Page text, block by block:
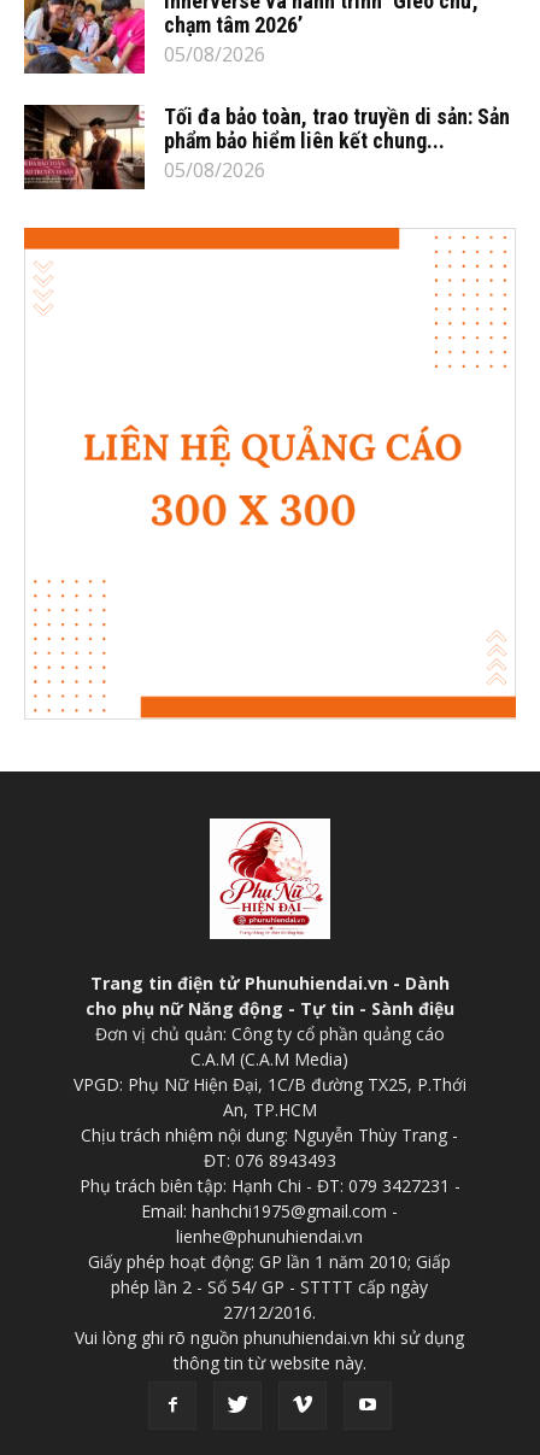
chạm tâm 2026’
05/08/2026
Tối đa bảo toàn, trao truyền di sản: Sản
phẩm bảo hiểm liên kết chung...
05/08/2026
Trang tin điện tử Phunuhiendai.vn - Dành
cho phụ nữ Năng động - Tự tin - Sành điệu
Đơn vị chủ quản: Công ty cổ phần quảng cáo
C.A.M (C.A.M Media)
VPGD: Phụ Nữ Hiện Đại, 1C/B đường TX25, P.Thới
An, TP.HCM
Chịu trách nhiệm nội dung: Nguyễn Thùy Trang -
ĐT: 076 8943493
Phụ trách biên tập: Hạnh Chi - ĐT: 079 3427231 -
Email: hanhchi1975@gmail.com -
lienhe@phunuhiendai.vn
Giấy phép hoạt động: GP lần 1 năm 2010; Giấp
phép lần 2 - Số 54/ GP - STTTT cấp ngày
27/12/2016.
Vui lòng ghi rõ nguồn phunuhiendai.vn khi sử dụng
thông tin từ website này.